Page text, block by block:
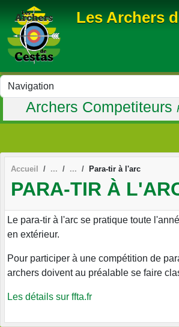
Les Archers
Archers Competiteurs
Accueil Para-tir à l'arc
PARA-TIR À
Le para-tir à l'arc se pratique toute
en extérieur.
Pour participer à une compétition de
archers doivent au préalable se faire
Les détails sur ffta.fr
Panneau de gestion des cookies